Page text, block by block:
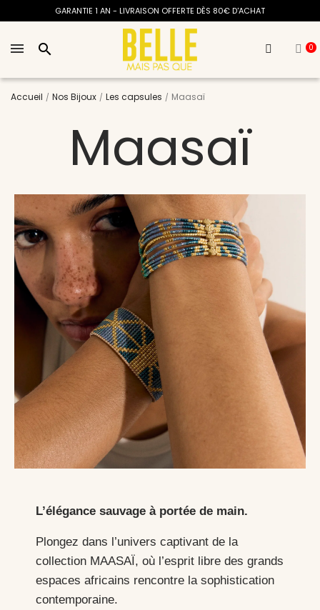
GARANTIE 1 AN - LIVRAISON OFFERTE DÈS 80€ D'ACHAT
search 0
Accueil Nos Bijoux Les capsules Maasaï
Maasaï
L’élégance sauvage à portée de main.
Plongez dans l’univers captivant de la
collection MAASAÏ, où l’esprit libre des grands
espaces africains rencontre la sophistication
contemporaine.